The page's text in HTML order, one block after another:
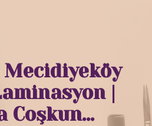
|
Coşkun...